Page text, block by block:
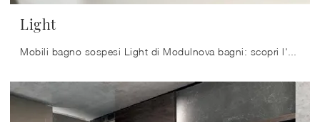
Light